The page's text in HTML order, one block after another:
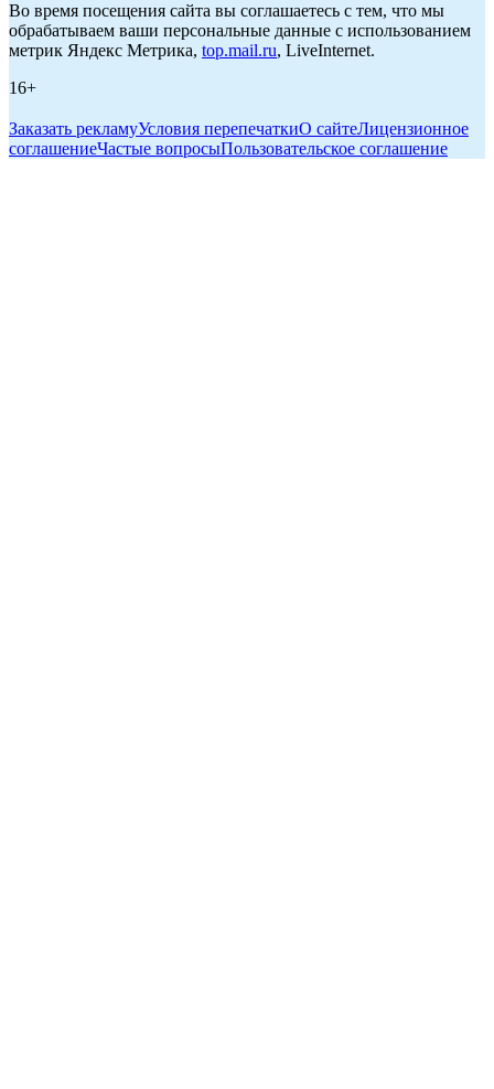
Во время посещения сайта вы соглашаетесь с тем, что мы
обрабатываем ваши персональные данные с использованием
метрик Яндекс Метрика, top.mail.ru, LiveInternet.
16+
Заказать рекламуУсловия перепечаткиО сайтеЛицензионное
соглашениеЧастые вопросыПользовательское соглашение